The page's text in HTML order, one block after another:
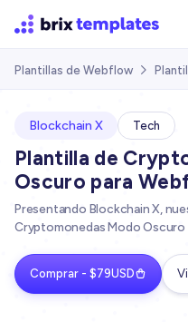
Plantillas de Webflow 
Blockchain X Tech
Plantilla de
Oscuro para
Presentando Blockchain X,
Cryptomonedas Modo Oscuro
Comprar - $79USD